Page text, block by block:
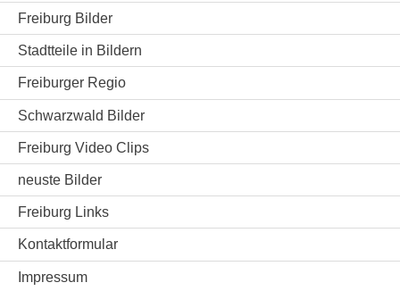
Freiburg Bilder
Stadtteile in Bildern
Freiburger Regio
Schwarzwald Bilder
Freiburg Video Clips
neuste Bilder
Freiburg Links
Kontaktformular
Impressum